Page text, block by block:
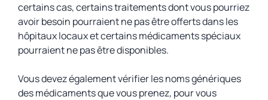
certains cas, certains traitements dont vous pourriez
avoir besoin pourraient ne pas être offerts dans les
hôpitaux locaux et certains médicaments spéciaux
pourraient ne pas être disponibles.
Vous devez également vérifier les noms génériques
des médicaments que vous prenez, pour vous